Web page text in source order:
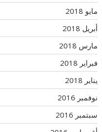
مايو 2018
أبريل 2018
مارس 2018
فبراير 2018
يناير 2018
نوفمبر 2016
سبتمبر 2016